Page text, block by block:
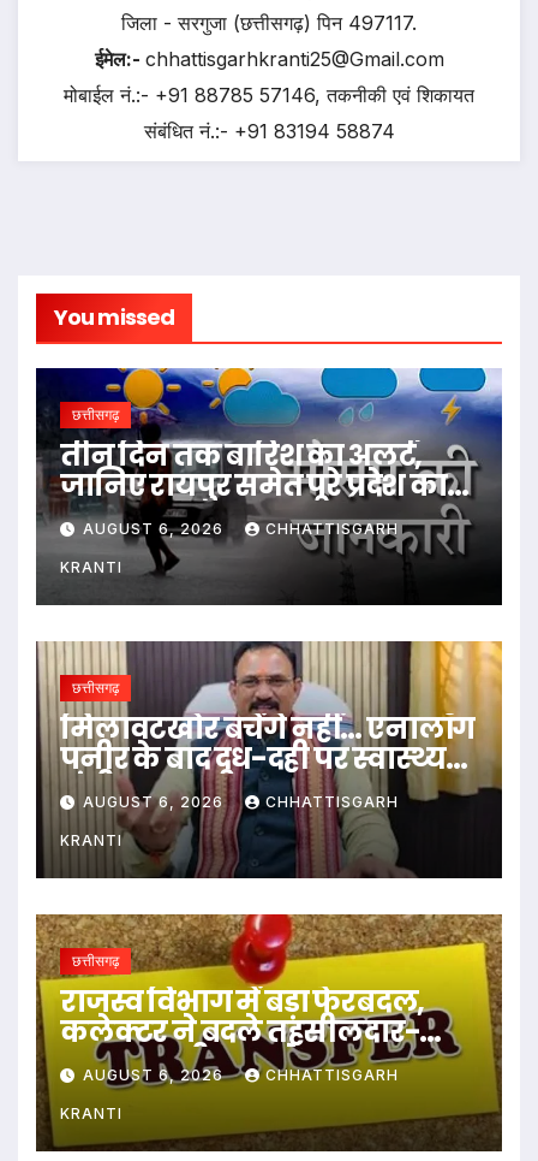
जिला - सरगुजा (छत्तीसगढ़) पिन 497117.
ईमेल:- chhattisgarhkranti25@Gmail.com
मोबाईल नं.:- +91 88785 57146, तकनीकी एवं शिकायत
संबंधित नं.:- +91 83194 58874
You missed
छत्तीसगढ़
तीन दिन तक बारिश का अलर्ट,
जानिए रायपुर समेत पूरे प्रदेश का
हाल…
AUGUST 6, 2026 CHHATTISGARH
KRANTI
छत्तीसगढ़
मिलावटखोर बचेंगे नहीं… एनालॉग
पनीर के बाद दूध-दही पर स्वास्थ्य
मंत्री का बड़ा बयान
AUGUST 6, 2026 CHHATTISGARH
KRANTI
छत्तीसगढ़
राजस्व विभाग में बड़ा फेरबदल,
कलेक्टर ने बदले तहसीलदार-
नायब तहसीलदार के प्रभार
AUGUST 6, 2026 CHHATTISGARH
KRANTI